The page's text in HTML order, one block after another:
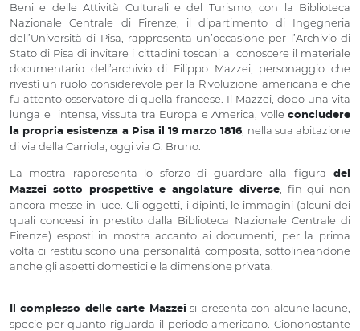
Beni e delle Attività Culturali e del Turismo, con la Biblioteca
Nazionale Centrale di Firenze, il dipartimento di Ingegneria
dell’Università di Pisa, rappresenta un’occasione per l’Archivio di
Stato di Pisa di invitare i cittadini toscani a conoscere il materiale
documentario dell’archivio di Filippo Mazzei, personaggio che
rivestì un ruolo considerevole per la Rivoluzione americana e che
fu attento osservatore di quella francese. Il Mazzei, dopo una vita
lunga e intensa, vissuta tra Europa e America, volle concludere
la propria esistenza a Pisa il 19 marzo 1816 , nella sua abitazione
di via della Carriola, oggi via G. Bruno.
La mostra rappresenta lo sforzo di guardare alla figura del
Mazzei sotto prospettive e angolature diverse, fin qui non
ancora messe in luce. Gli oggetti, i dipinti, le immagini (alcuni dei
quali concessi in prestito dalla Biblioteca Nazionale Centrale di
Firenze) esposti in mostra accanto ai documenti, per la prima
volta ci restituiscono una personalità composita, sottolineandone
anche gli aspetti domestici e la dimensione privata.
Il complesso delle carte Mazzei si presenta con alcune lacune,
specie per quanto riguarda il periodo americano. Ciononostante